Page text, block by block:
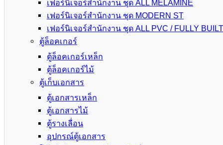
เฟอร์นิเจอร์สำนักงาน ชุด ALL MELAMINE
เฟอร์นิเจอร์สำนักงาน ชุด MODERN ST
เฟอร์นิเจอร์สำนักงาน ชุด ALL PVC / FULLY BUILT
ตู้ล็อคเกอร์
ตู้ล็อคเกอร์เหล็ก
ตู้ล็อคเกอร์ไม้
ตู้เก็บเอกสาร
ตู้เอกสารเหล็ก
ตู้เอกสารไม้
ตู้รางเลื่อน
อุปกรณ์ตู้เอกสาร